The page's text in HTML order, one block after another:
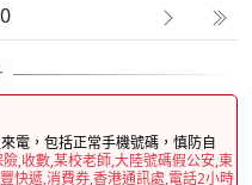
電，包括正常手機號碼，慎防自
,收數,某校老師,大陸號碼假公安,東
快遞,消費券,香港通訊處,電話2小時